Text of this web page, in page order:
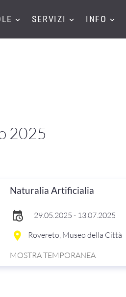
SERVIZI INFO
2025
Naturalia Artificialia
29.05.2025 - 13.07.2025
Rovereto, Museo della Città
MOSTRA TEMPORANEA